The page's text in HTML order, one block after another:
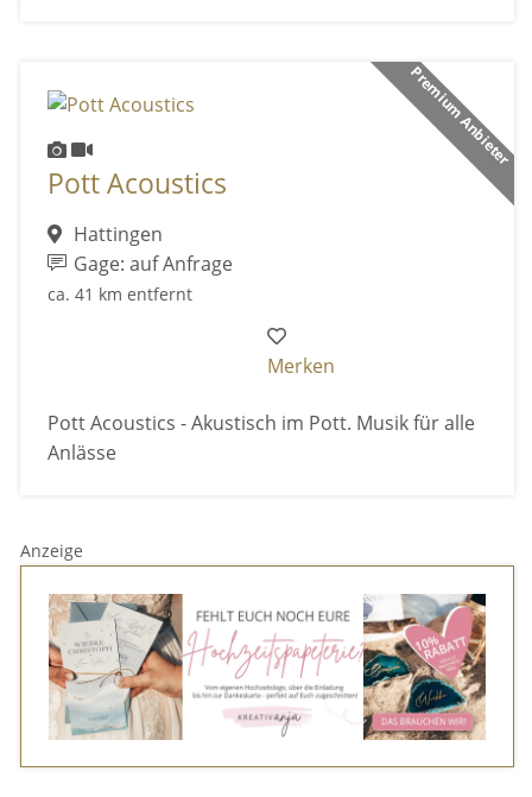
Premium Anbieter
Pott Acoustics
Hattingen
Gage: auf Anfrage
ca. 41 km entfernt
Merken
Pott Acoustics - Akustisch im Pott. Musik für alle
Anlässe
Anzeige